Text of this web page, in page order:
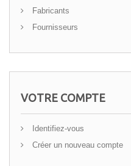
Fabricants
Fournisseurs
VOTRE COMPTE
Identifiez-vous
Créer un nouveau compte